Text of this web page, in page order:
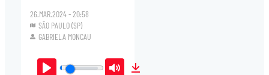
26.MAR.2024 - 20:58
SÃO PAULO (SP)
GABRIELA MONCAU